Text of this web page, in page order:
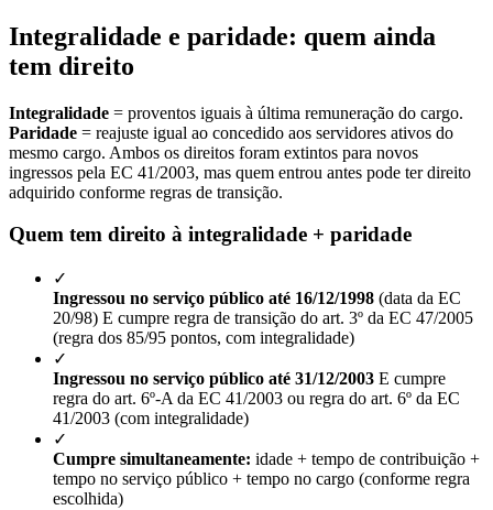
Integralidade e paridade: quem ainda
tem direito
Integralidade = proventos iguais à última remuneração do cargo.
Paridade = reajuste igual ao concedido aos servidores ativos do
mesmo cargo. Ambos os direitos foram extintos para novos
ingressos pela EC 41/2003, mas quem entrou antes pode ter direito
adquirido conforme regras de transição.
Quem tem direito à integralidade + paridade
✓
Ingressou no serviço público até 16/12/1998 (data da EC
20/98) E cumpre regra de transição do art. 3º da EC 47/2005
(regra dos 85/95 pontos, com integralidade)
✓
Ingressou no serviço público até 31/12/2003 E cumpre
regra do art. 6º-A da EC 41/2003 ou regra do art. 6º da EC
41/2003 (com integralidade)
✓
Cumpre simultaneamente: idade + tempo de contribuição +
tempo no serviço público + tempo no cargo (conforme regra
escolhida)